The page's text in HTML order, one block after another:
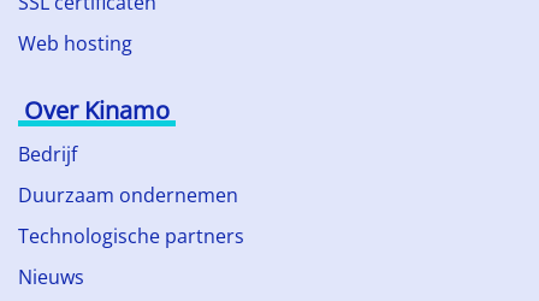
Web hosting
Over Kinamo
Bedrijf
Duurzaam ondernemen
Technologische partners
Nieuws